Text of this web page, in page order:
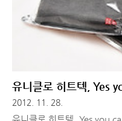
종류로 어..
유니클로 히트텍, Yes
2012. 11. 28.
유니클로 히트텍, Yes you